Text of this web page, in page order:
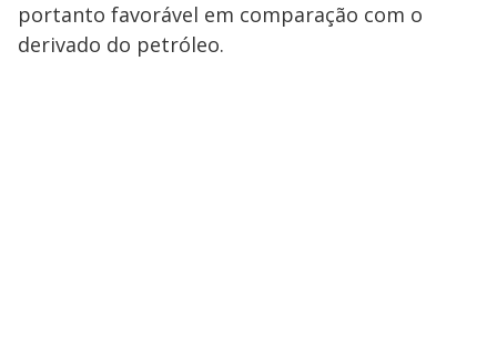
V
u
portanto favorável em comparação com o
derivado do petróleo.